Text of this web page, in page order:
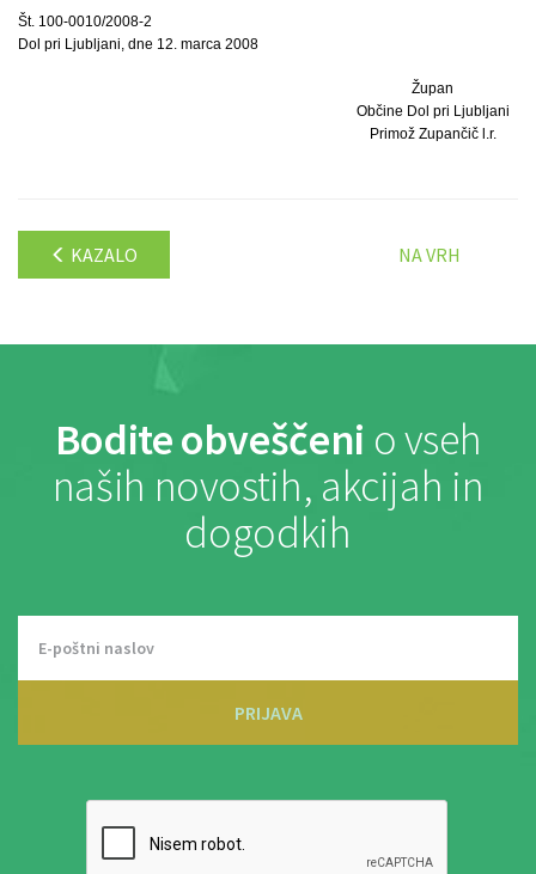
Št. 100-0010/2008-2
Dol pri Ljubljani, dne 12. marca 2008
Župan
Občine Dol pri Ljubljani
Primož Zupančič l.r.
KAZALO NA VRH
Bodite obveščeni o vseh
naših novostih, akcijah in
dogodkih
PRIJAVA